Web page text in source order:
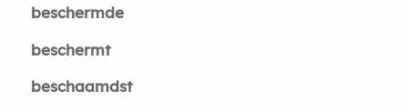
beschermde
beschermt
beschaamdst